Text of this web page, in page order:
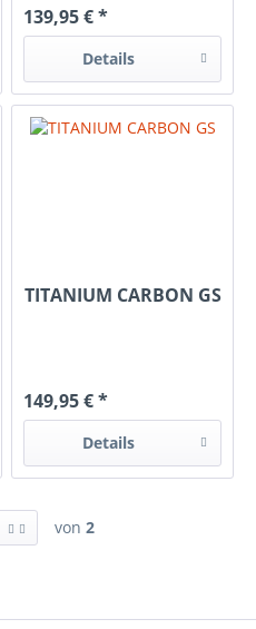
139,95 € *
Details
TITANIUM CARBON GS
149,95 € *
Details
von 2